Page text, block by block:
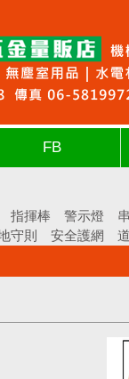
FB
指揮棒 警示燈
守則 安全護網